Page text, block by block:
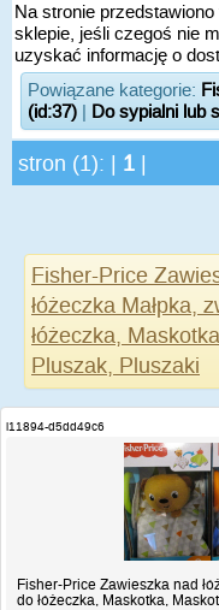
Na stronie
sklepie, jeśli czegoś nie
uzyskać informację o
Powiązane kategorie:
(id:37) | Do sypialni lub
stron (1): | 1
Fisher-Price
łóżeczka Małpka,
łóżeczka,
Pluszak, Pluszaki
i11894-d5dd49c6
Fisher-Price Zawieszka nad
do łóżeczka, Maskotka,